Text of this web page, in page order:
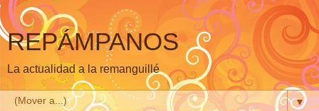
REPÁMPANOS
La actualidad a la remanguillé
▼